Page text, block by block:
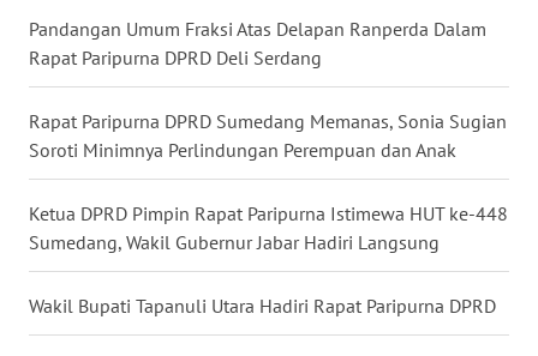
Pandangan Umum Fraksi Atas Delapan Ranperda Dalam
Rapat Paripurna DPRD Deli Serdang
Rapat Paripurna DPRD Sumedang Memanas, Sonia Sugian
Soroti Minimnya Perlindungan Perempuan dan Anak
Ketua DPRD Pimpin Rapat Paripurna Istimewa HUT ke-448
Sumedang, Wakil Gubernur Jabar Hadiri Langsung
Wakil Bupati Tapanuli Utara Hadiri Rapat Paripurna DPRD
WN
KALTARA
WN
KALSEL
KALTIM
SULSEL